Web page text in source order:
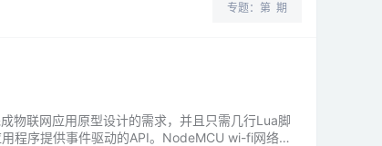
专题：第 期
物联网应用原型设计的需求，并且只需几行Lua脚
程序提供事件驱动的API。NodeMCU wi-fi网络可